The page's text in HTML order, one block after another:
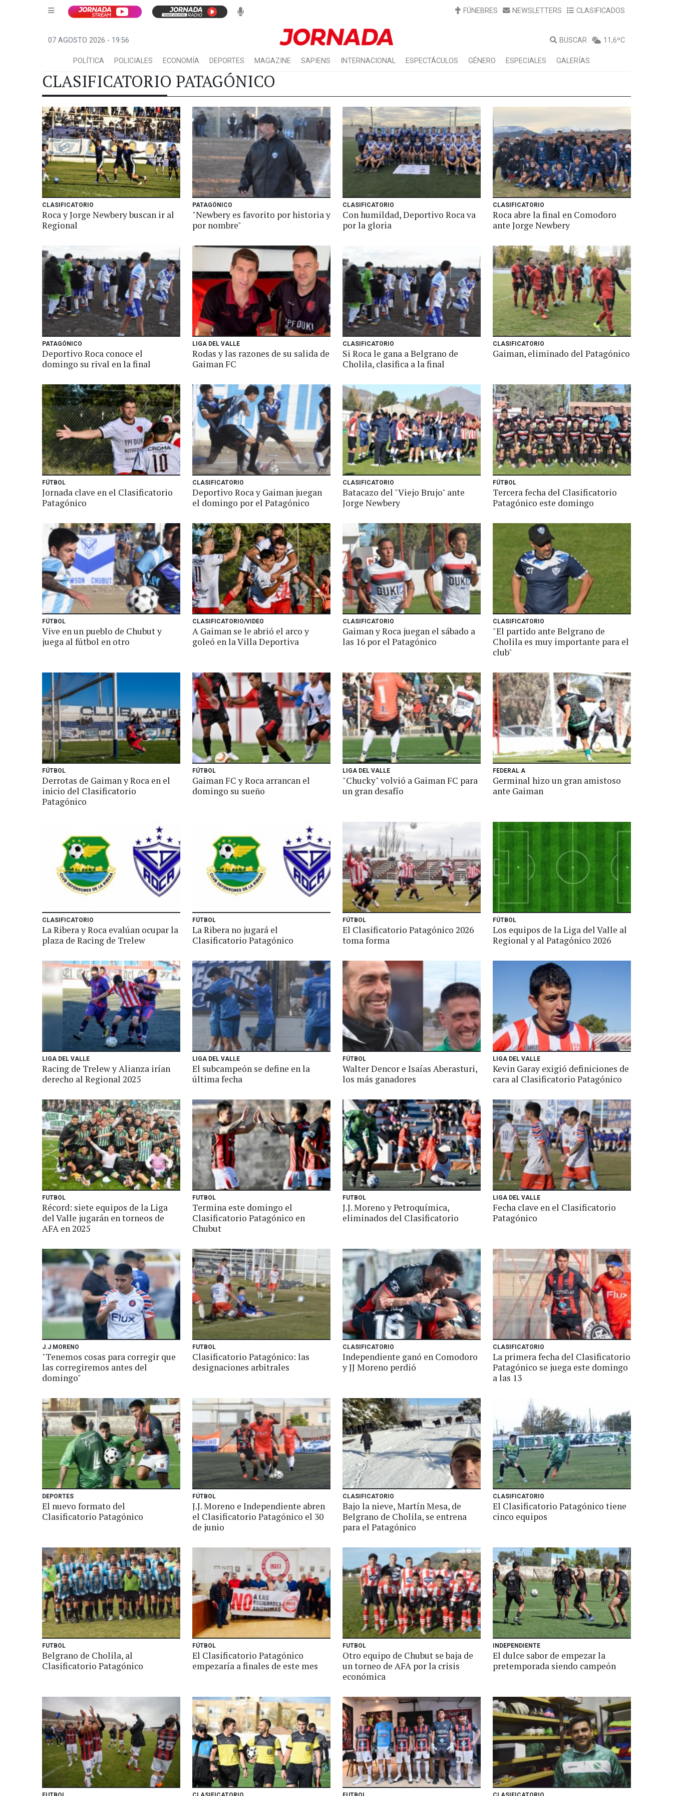
FÚNEBRES NEWSLETTERS CLASIFICADOS
07 AGOSTO 2026 - 19:56 BUSCAR 11,6ºC
POLÍTICA POLICIALES ECONOMÍA DEPORTES MAGAZINE SAPIENS INTERNACIONAL ESPECTÁCULOS GÉNERO ESPECIALES GALERÍAS
CLASIFICATORIO PATAGÓNICO
CLASIFICATORIO
Roca y Jorge Newbery buscan ir al
Regional
PATAGÓNICO
"Newbery es favorito por historia y
por nombre"
CLASIFICATORIO
Con humildad, Deportivo Roca va
por la gloria
CLASIFICATORIO
Roca abre la final en Comodoro
ante Jorge Newbery
PATAGÓNICO
Deportivo Roca conoce el
domingo su rival en la final
LIGA DEL VALLE
Rodas y las razones de su salida de
Gaiman FC
CLASIFICATORIO
Si Roca le gana a Belgrano de
Cholila, clasifica a la final
CLASIFICATORIO
Gaiman, eliminado del Patagónico
FÚTBOL
Jornada clave en el Clasificatorio
Patagónico
CLASIFICATORIO
Deportivo Roca y Gaiman juegan
el domingo por el Patagónico
CLASIFICATORIO
Batacazo del "Viejo Brujo" ante
Jorge Newbery
FÚTBOL
Tercera fecha del Clasificatorio
Patagónico este domingo
FÚTBOL
Vive en un pueblo de Chubut y
juega al fútbol en otro
CLASIFICATORIO/VIDEO
A Gaiman se le abrió el arco y
goleó en la Villa Deportiva
CLASIFICATORIO
Gaiman y Roca juegan el sábado a
las 16 por el Patagónico
CLASIFICATORIO
"El partido ante Belgrano de
Cholila es muy importante para el
club"
FÚTBOL
Derrotas de Gaiman y Roca en el
inicio del Clasificatorio
Patagónico
FÚTBOL
Gaiman FC y Roca arrancan el
domingo su sueño
LIGA DEL VALLE
"Chucky" volvió a Gaiman FC para
un gran desafío
FEDERAL A
Germinal hizo un gran amistoso
ante Gaiman
CLASIFICATORIO
La Ribera y Roca evalúan ocupar la
plaza de Racing de Trelew
FÚTBOL
La Ribera no jugará el
Clasificatorio Patagónico
FÚTBOL
El Clasificatorio Patagónico 2026
toma forma
FÚTBOL
Los equipos de la Liga del Valle al
Regional y al Patagónico 2026
LIGA DEL VALLE
Racing de Trelew y Alianza irían
derecho al Regional 2025
LIGA DEL VALLE
El subcampeón se define en la
última fecha
FÚTBOL
Walter Dencor e Isaías Aberasturi,
los más ganadores
LIGA DEL VALLE
Kevin Garay exigió definiciones de
cara al Clasificatorio Patagónico
FUTBOL
Récord: siete equipos de la Liga
del Valle jugarán en torneos de
AFA en 2025
FUTBOL
Termina este domingo el
Clasificatorio Patagónico en
Chubut
FUTBOL
J.J. Moreno y Petroquímica,
eliminados del Clasificatorio
LIGA DEL VALLE
Fecha clave en el Clasificatorio
Patagónico
J.J MORENO
"Tenemos cosas para corregir que
las corregiremos antes del
domingo"
FUTBOL
Clasificatorio Patagónico: las
designaciones arbitrales
CLASIFICATORIO
Independiente ganó en Comodoro
y JJ Moreno perdió
CLASIFICATORIO
La primera fecha del Clasificatorio
Patagónico se juega este domingo
a las 13
DEPORTES
El nuevo formato del
Clasificatorio Patagónico
FÚTBOL
J.J. Moreno e Independiente abren
el Clasificatorio Patagónico el 30
de junio
CLASIFICATORIO
Bajo la nieve, Martín Mesa, de
Belgrano de Cholila, se entrena
para el Patagónico
CLASIFICATORIO
El Clasificatorio Patagónico tiene
cinco equipos
FUTBOL
Belgrano de Cholila, al
Clasificatorio Patagónico
FÚTBOL
El Clasificatorio Patagónico
empezaría a finales de este mes
FUTBOL
Otro equipo de Chubut se baja de
un torneo de AFA por la crisis
económica
INDEPENDIENTE
El dulce sabor de empezar la
pretemporada siendo campeón